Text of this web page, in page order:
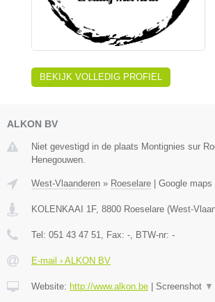
BEKIJK VOLLEDIG PROFIEL
ALKON BV
Niet gevestigd in de plaats Montignies sur
Henegouwen.
West-Vlaanderen » Roeselare Google maps
KOLENKAAI 1F, 8800 Roeselare (West-
Tel: 051 43 47 51 , Fax: - , BTW-nr: -
E-mail › ALKON BV
Website: http://www.alkon.be Screenshot ▼